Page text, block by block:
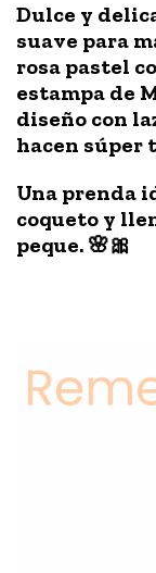
Dulce y
suave para
rosa pastel
estampa de
diseño con
hacen súper
Una prenda
coqueto y
peque. 🌸🎀